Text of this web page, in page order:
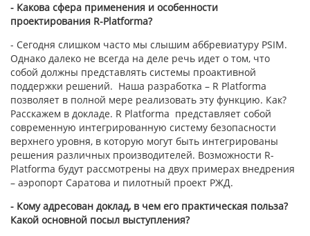
- Какова cфера применения и особенности
проектирования R-Platforma?
- Сегодня слишком часто мы слышим аббревиатуру PSIM.
Однако далеко не всегда на деле речь идет о том, что
собой должны представлять системы проактивной
поддержки решений. Наша разработка – R Platforma
позволяет в полной мере реализовать эту функцию. Как?
Расскажем в докладе. R Platforma представляет собой
современную интегрированную систему безопасности
верхнего уровня, в которую могут быть интегрированы
решения различных производителей. Возможности R-
Platforma будут рассмотрены на двух примерах внедрения
– аэропорт Саратова и пилотный проект РЖД.
- Кому адресован доклад, в чем его практическая польза?
Какой основной посыл выступления?